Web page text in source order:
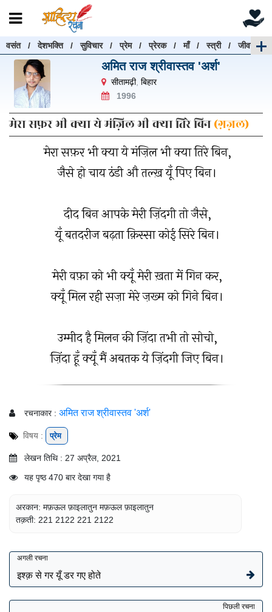
वसंत/देशभक्ति/सुविचार/प्रेम/प्रेरक/माँ/स्त्री/जीवन
अमित राज श्रीवास्तव 'अर्श'
सीतामढ़ी, बिहार
1996
मेरा सफ़र भी क्या ये मंज़िल भी क्या तिरे बिन(ग़ज़ल)
मेरा सफ़र भी क्या ये मंज़िल भी क्या तिरे बिन,
जैसे हो चाय ठंडी औ तल्ख़ यूँ पिए बिन।
दीद बिन आपके मेरी ज़िंदगी तो जैसे,
यूँ बतदरीज बढ़ता क़िस्सा कोई सिरे बिन।
मेरी वफ़ा को भी क्यूँ मेरी ख़ता में गिन कर,
क्यूँ मिल रही सज़ा मेरे ज़ख्म को गिने बिन।
उम्मीद है मिलन की ज़िंदा तभी तो सोचो,
ज़िंदा हूँ क्यूँ मैं अबतक ये ज़िंदगी जिए बिन।
रचनाकार : अमित राज श्रीवास्तव 'अर्श'
विषय : प्रेम
लेखन तिथि : 27 अप्रैल, 2021
यह पृष्ठ 470 बार देखा गया है
अरकान: मफ़ऊल फ़ाइलातुन मफ़ऊल फ़ाइलातुन
तक़ती: 221 2122 221 2122
अगली रचना
इश्क़ से गर यूँ डर गए होते
पिछली रचना
रचनाएँ खोजें
रचनाएँ खोजने के लिए नीचे दी गई बॉक्स में हिन्दी में लिखें और
"खोजें" बटन पर क्लिक करें
हटाएँ
खोजें